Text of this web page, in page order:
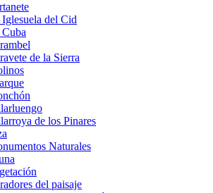
del Cid
de la Sierra
de los Pinares
Naturales
del paisaje